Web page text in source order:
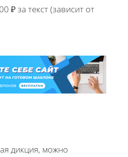
₽ за текст (зависит от
дикция, можно